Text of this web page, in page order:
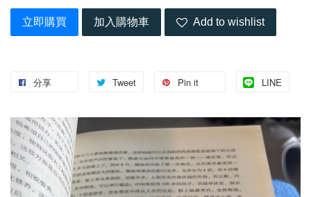
立即購買 加入購物車 Add to wishlist
分享 Tweet Pin it LINE